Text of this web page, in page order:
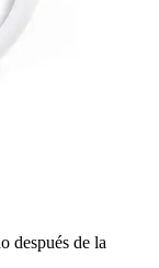
después de la